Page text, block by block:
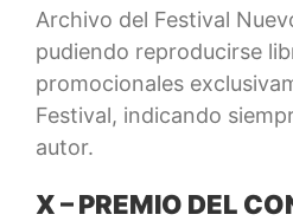
Archivo del Festival
pudiendo reproducirse
promocionales
Festival, indicando
autor.
X – PREMIO DEL